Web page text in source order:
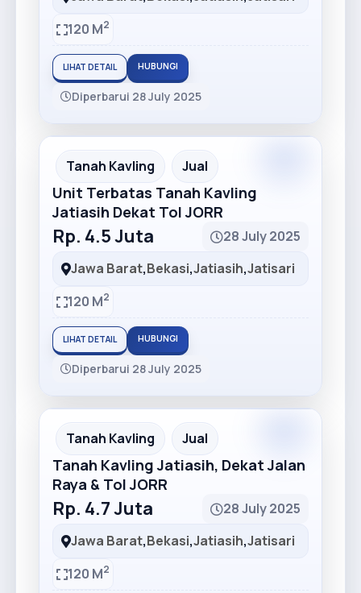
120 M2
LIHAT DETAIL HUBUNGI
Diperbarui 28 July 2025
Recommended
Tanah Kavling Jual
Unit Terbatas Tanah Kavling
Jatiasih Dekat Tol JORR
Rp. 4.5 Juta
28 July 2025
Jawa Barat,Bekasi,Jatiasih,Jatisari
120 M2
LIHAT DETAIL HUBUNGI
Diperbarui 28 July 2025
Recommended
Tanah Kavling Jual
Tanah Kavling Jatiasih, Dekat Jalan
Raya & Tol JORR
Rp. 4.7 Juta
28 July 2025
Jawa Barat,Bekasi,Jatiasih,Jatisari
120 M2